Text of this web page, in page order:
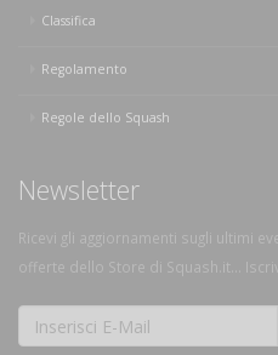
Classifica
Regolamento
Regole dello Squash
Newsletter
Ricevi gli aggiornamenti sugli ultimi
offerte dello Store di Squash.it...